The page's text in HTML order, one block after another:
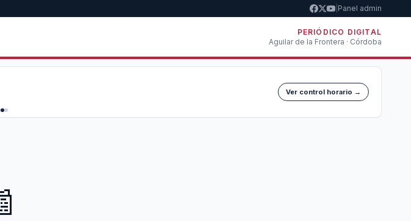
Panel admin
PERIÓDICO DIGITAL
Aguilar de la Frontera · Córdoba
Ver control horario →